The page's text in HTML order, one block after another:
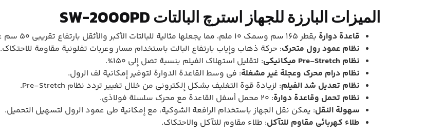
الميزات البارزة للجهاز استرچ البالتات SW-2000PD
قاعدة دوارة بقطر 165 سم وسمك 10 ملم، مما يجعلها مثالية للبالتات الأكبر والأثقل بارتفاع تقريبي 50 سم عن الأرض.
نظام عمود رول متحرك: حركة ذهاب وإياب بارتفاع البالت باستخدام مسار وعربات تفلونية مقاومة للاحتكاك.
نظام Pre-Stretch ميكانيكي
: لتقليل استهلاك الفيلم بنسبة تصل إلى 150%.
نظام درام محرك وعجلة غير مشغلة: في وسط القاعدة الدوارة لتوفير إمكانية لف الرول.
نظام تعديل شد الفيلم: لزيادة قوة التغليف بشكل إلكتروني من خلال تغيير تردد نظام Pre-Stretch.
نظام تحمل وقاعدة دوارة: 20 محمل أسفل القاعدة مع محرك سلسلة فولاذي.
سهولة النقل: يمكن نقل الجهاز باستخدام الرافعة الشوكية، مع إمكانية طي عمود الرول لتسهيل التحميل.
طلاء كهربائي مقاوم للتآكل: طلاء مقاوم للتآكل والاحتكاك.